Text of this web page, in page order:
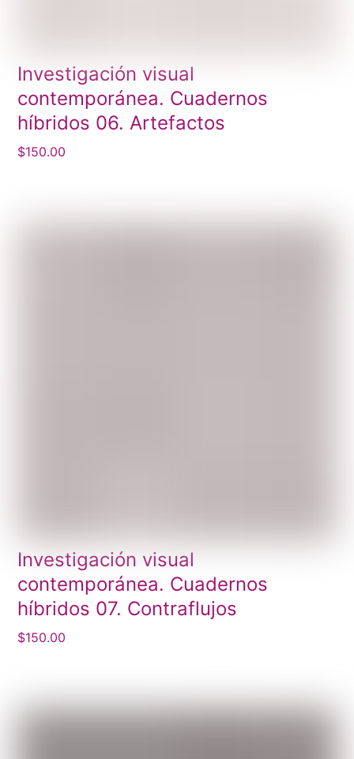
Investigación visual
contemporánea. Cuadernos
híbridos 06. Artefactos
$150.00
Investigación visual
contemporánea. Cuadernos
híbridos 07. Contraflujos
$150.00